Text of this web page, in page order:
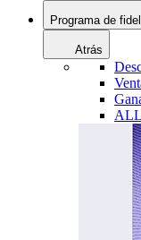
Programa de
Atrás